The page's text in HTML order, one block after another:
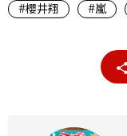
#櫻井翔 #嵐